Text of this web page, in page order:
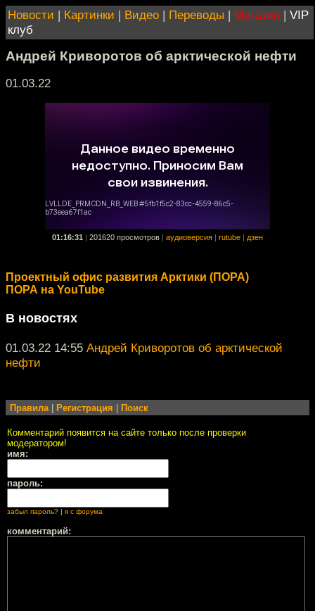
Новости | Картинки | Видео | Переводы | Магазин | VIP
клуб
Андрей Криворотов об арктической нефти
01.03.22
01:16:31 201620 просмотров аудиоверсия rutube дзен
Проектный офис развития Арктики (ПОРА)
ПОРА на YouTube
В новостях
01.03.22 14:55 Андрей Криворотов об арктической
нефти
Правила| Регистрация Поиск
Комментарий появится на сайте только после проверки
модератором!
имя:
пароль:
забыл пароль? я с форума
комментарий: